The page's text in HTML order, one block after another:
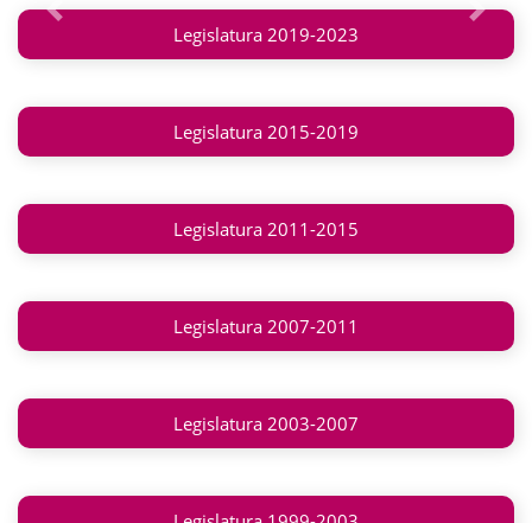
Anterior Legislatura 2019-2023
Legislatura 2015-2019
Legislatura 2011-2015
Legislatura 2007-2011
Legislatura 2003-2007